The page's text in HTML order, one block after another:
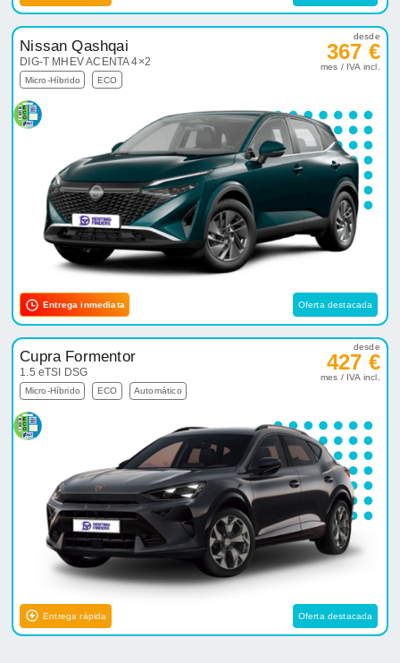
Nissan Qashqai
DIG-T MHEV ACENTA 4×2
Micro-Híbrido ECO
desde
367 €
mes / IVA incl.
Entrega inmediata Oferta destacada
Cupra Formentor
1.5 eTSI DSG
Micro-Híbrido ECO Automático
desde
427 €
mes / IVA incl.
Entrega rápida Oferta destacada